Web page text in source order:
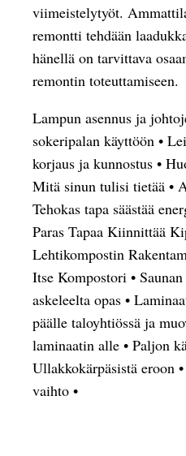
viimeistelytyöt.
remontti tehdään
hänellä on tarvittava
remontin toteuttamiseen.
Lampun asennus ja
sokeripalan käyttöön •
korjaus ja kunnostus •
Mitä sinun tulisi tietää •
Tehokas tapa säästää
Paras Tapaa Kiinnittää
Lehtikompostin
Itse Kompostori •
askeleelta opas •
päälle taloyhtiössä ja
laminaatin alle • Paljon
Ullakkokärpäsistä eroon •
vaihto •